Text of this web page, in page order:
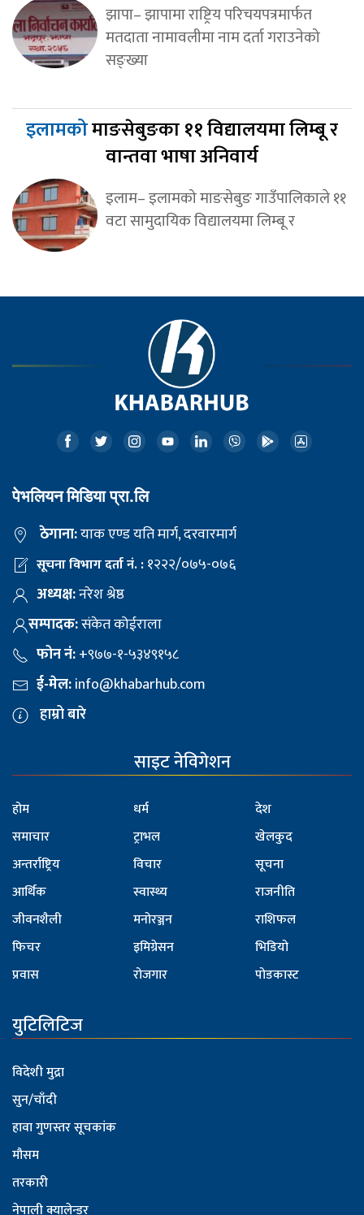
झापा– झापामा राष्ट्रिय परिचयपत्रमार्फत
मतदाता नामावलीमा नाम दर्ता गराउनेको
सङ्ख्या
इलामकोमाङसेबुङका ११ विद्यालयमा लिम्बू र
वान्तवा भाषा अनिवार्य
इलाम– इलामको माङसेबुङ गाउँपालिकाले ११
वटा सामुदायिक विद्यालयमा लिम्बू र
पेभलियन मिडिया प्रा.लि
ठेगाना:याक एण्ड यति मार्ग, दरवारमार्ग
सूचना विभाग दर्ता नं. :१२२२/०७५-०७६
अध्यक्ष:नरेश श्रेष्ठ
सम्पादक:संकेत कोईराला
फोन नं:+९७७-१-५३४९१५८
ई-मेल:info@khabarhub.com
हाम्रो बारे
साइट नेविगेशन
होम
समाचार
अन्तर्राष्ट्रिय
आर्थिक
जीवनशैली
फिचर
प्रवास
धर्म
ट्राभल
विचार
स्वास्थ्य
मनोरञ्जन
इमिग्रेसन
रोजगार
देश
खेलकुद
सूचना
राजनीति
राशिफल
भिडियो
पोडकास्ट
युटिलिटिज
विदेशी मुद्रा
सुन/चाँदी
हावा गुणस्तर सूचकांक
मौसम
तरकारी
नेपाली क्यालेन्डर